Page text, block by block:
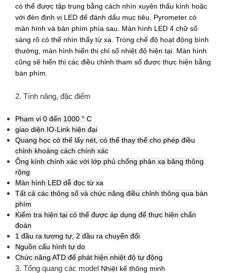
có thể được tập trung bằng cách nhìn xuyên thấu kính hoặc
với đèn định vị LED để đánh dấu mục tiêu. Pyrometer có
màn hình và bàn phím phía sau. Màn hình LED 4 chữ số
sáng rõ có thể nhìn thấy từ xa. Trong chế độ hoạt động bình
thường, màn hình hiển thị chỉ số nhiệt độ hiện tại. Màn hình
cũng sẽ hiển thị các điều chỉnh tham số được thực hiện bằng
bàn phím.
2. Tính năng, đặc điểm
Phạm vi 0 đến 1000 ° C
giao diện IO-Link hiện đại
Quang học có thể lấy nét, có thể thay thế cho phép điều
chỉnh khoảng cách chính xác
Ống kính chính xác với lớp phủ chống phản xạ băng thông
rộng
Màn hình LED dễ đọc từ xa
Tất cả các thông số và chức năng điều chỉnh thông qua bàn
phím
Kiểm tra hiện tại có thể được áp dụng để thực hiện chẩn
đoán
1 đầu ra tương tự, 2 đầu ra chuyển đổi
Nguồn cấu hình tự do
Chức năng ATD để phát hiện nhiệt độ tự động
3. Tổng quang các model Nhiệt kế thông minh